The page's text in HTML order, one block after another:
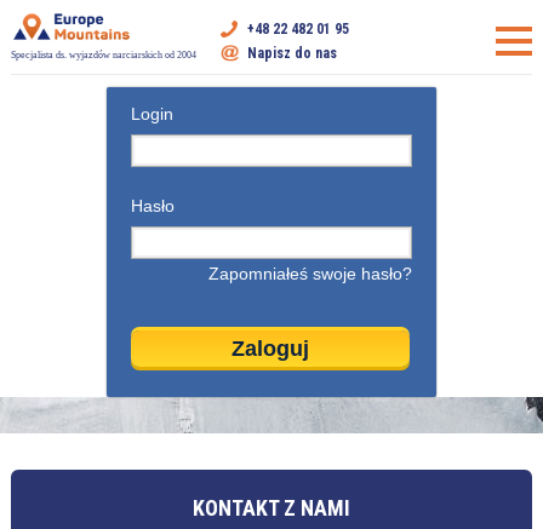
Specjalista ds. wyjazdów narciarskich od 2004
+48 22 482 01 95
Napisz do nas
Login
Hasło
Zapomniałeś swoje hasło?
KONTAKT Z NAMI